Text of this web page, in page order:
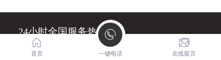
24小时全国服务热线
0769-27222279
首页 一键电话 在线留言